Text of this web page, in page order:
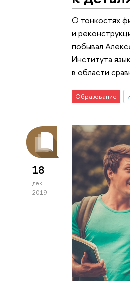
О тонкостях
и
побывал
Института
в области
Образование
18
дек
2019